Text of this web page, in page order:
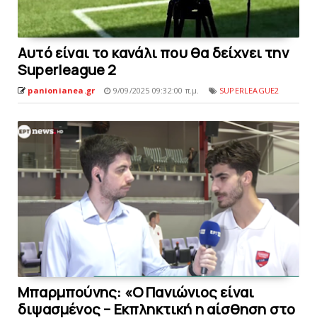
Αυτό είναι το κανάλι που θα δείχνει την
Superleague 2
panionianea.gr 9/09/2025 09:32:00 π.μ. SUPERLEAGUE2
Mπαρμπούνης: «O Πανιώνιος είναι
διψασμένος – Εκπληκτική η αίσθηση στο